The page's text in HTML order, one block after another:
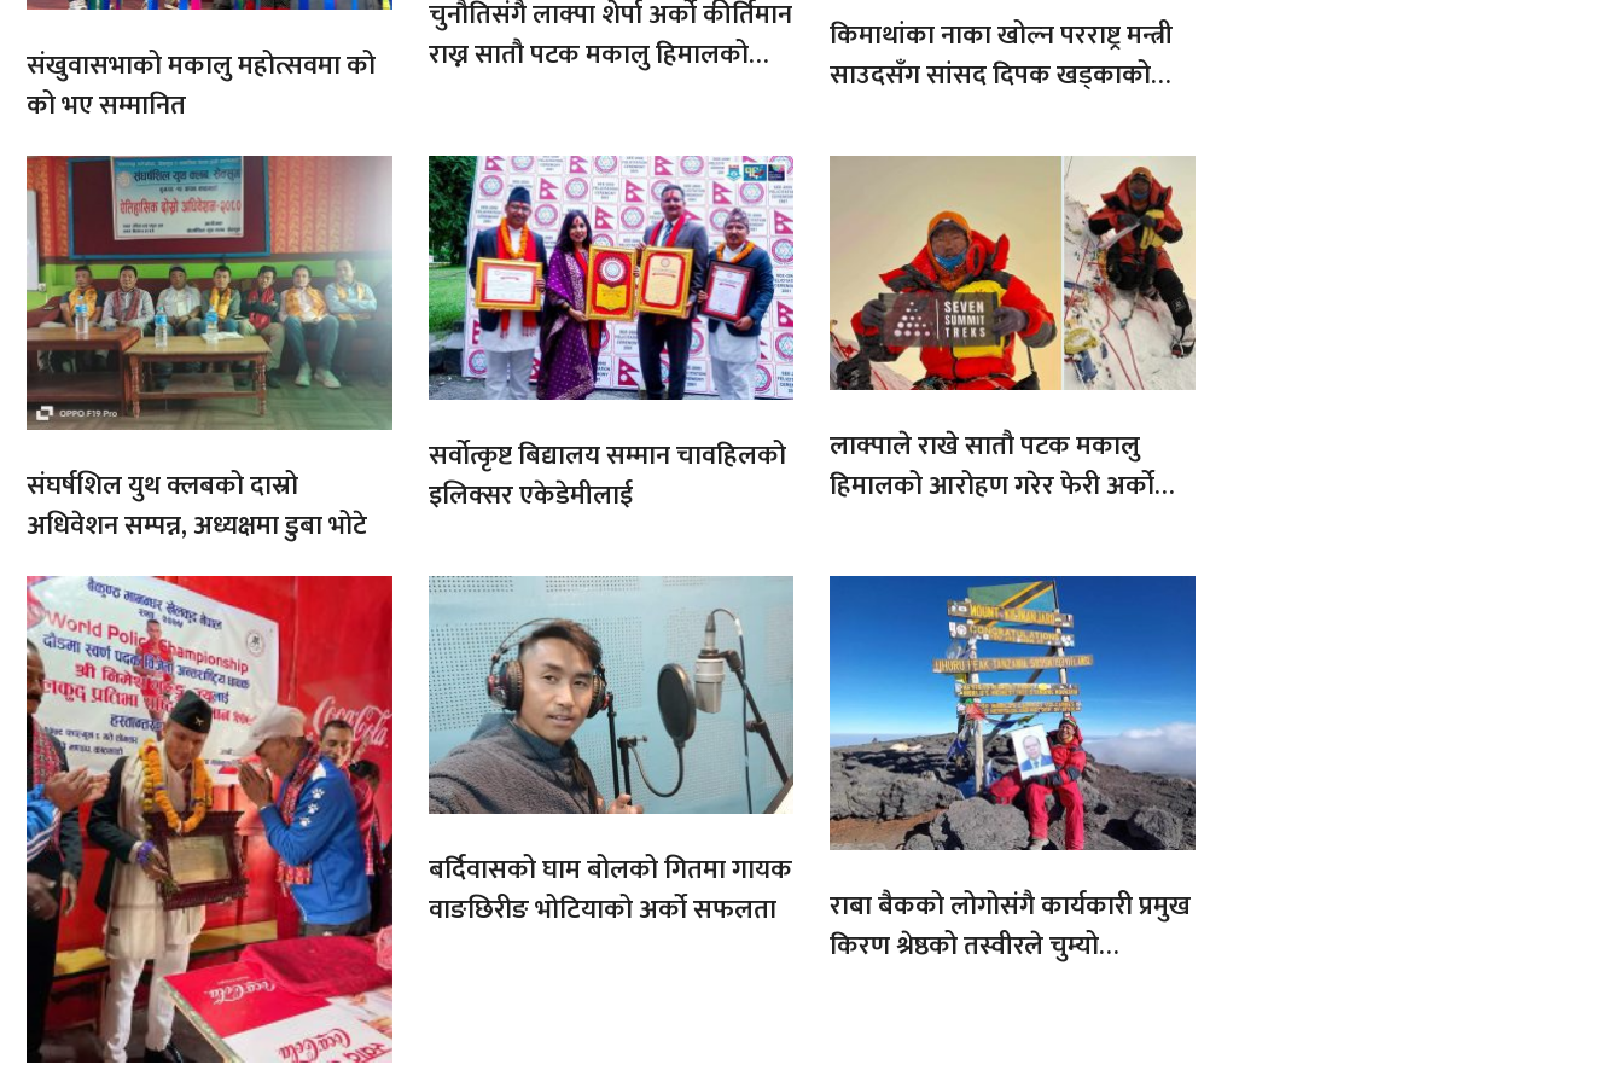
संखुवासभाको मकालु महोत्सवमा को
को भए सम्मानित
चुनौतिसंगै लाक्पा शेर्पा अर्को कीर्तिमान
राख्न सातौ पटक मकालु हिमालको
किमाथांका नाका खोल्न परराष्ट्र मन्त्री
साउदसँग सांसद दिपक खड्काको
संघर्षशिल युथ क्लबको दास्रो
अधिवेशन सम्पन्न, अध्यक्षमा डुबा भोटे
सर्वोत्कृष्ट बिद्यालय सम्मान चावहिलको
इलिक्सर एकेडेमीलाई
लाक्पाले राखे सातौ पटक मकालु
हिमालको आरोहण गरेर फेरी अर्को
बर्दिवासको घाम बोलको गितमा गायक
वाङछिरीङ भोटियाको अर्को सफलता
राबा बैकको लोगोसंगै कार्यकारी प्रमुख
किरण श्रेष्ठको तस्वीरले चुम्यो